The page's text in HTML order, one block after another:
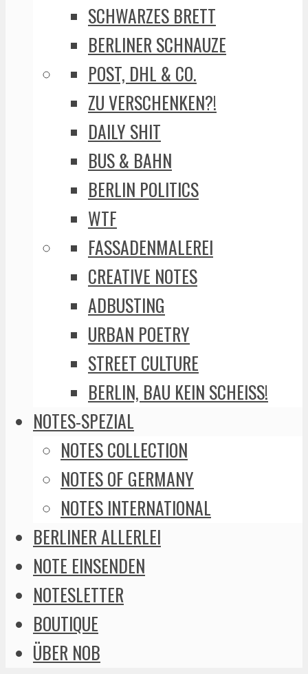
SCHWARZES BRETT
BERLINER SCHNAUZE
POST, DHL & CO.
ZU VERSCHENKEN?!
DAILY SHIT
BUS & BAHN
BERLIN POLITICS
WTF
FASSADENMALEREI
CREATIVE NOTES
ADBUSTING
URBAN POETRY
STREET CULTURE
BERLIN, BAU KEIN SCHEISS!
NOTES-SPEZIAL
NOTES COLLECTION
NOTES OF GERMANY
NOTES INTERNATIONAL
BERLINER ALLERLEI
NOTE EINSENDEN
NOTESLETTER
BOUTIQUE
ÜBER NOB